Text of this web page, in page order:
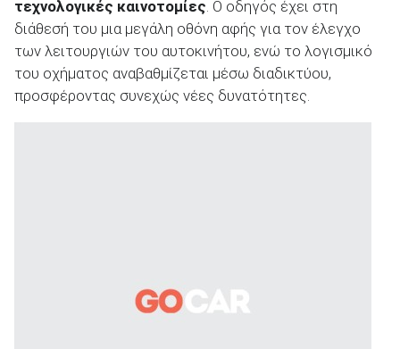
τεχνολογικές καινοτομίες. Ο οδηγός έχει στη
διάθεσή του μια μεγάλη οθόνη αφής για τον έλεγχο
των λειτουργιών του αυτοκινήτου, ενώ το λογισμικό
του οχήματος αναβαθμίζεται μέσω διαδικτύου,
προσφέροντας συνεχώς νέες δυνατότητες.